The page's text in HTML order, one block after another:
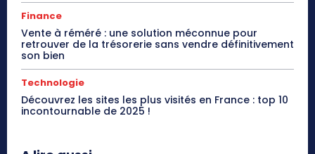
Finance
Vente à réméré : une solution méconnue pour
retrouver de la trésorerie sans vendre définitivement
son bien
Technologie
Découvrez les sites les plus visités en France : top 10
incontournable de 2025 !